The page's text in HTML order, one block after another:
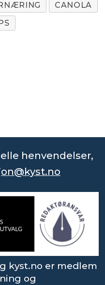
CANOLA
henvendelser,
kyst.no er medlem
og